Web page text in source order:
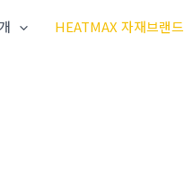
HEATMAX 자재브랜드